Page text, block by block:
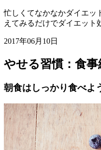
忙しくてなかなかダイエッ
えてみるだけでダイエット
2017年06月10日
やせる習慣：食事
朝食はしっかり食べよ